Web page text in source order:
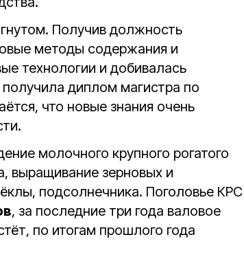
Получив должность
методы содержания и
технологии и добивалась
диплом магистра по
что новые знания очень
молочного крупного рогатого
выращивание зерновых и
подсолнечника. Поголовье КРС
, за последние три года валовое
по итогам прошлого года